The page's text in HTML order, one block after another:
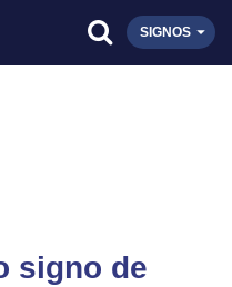
SIGNOS
signo de